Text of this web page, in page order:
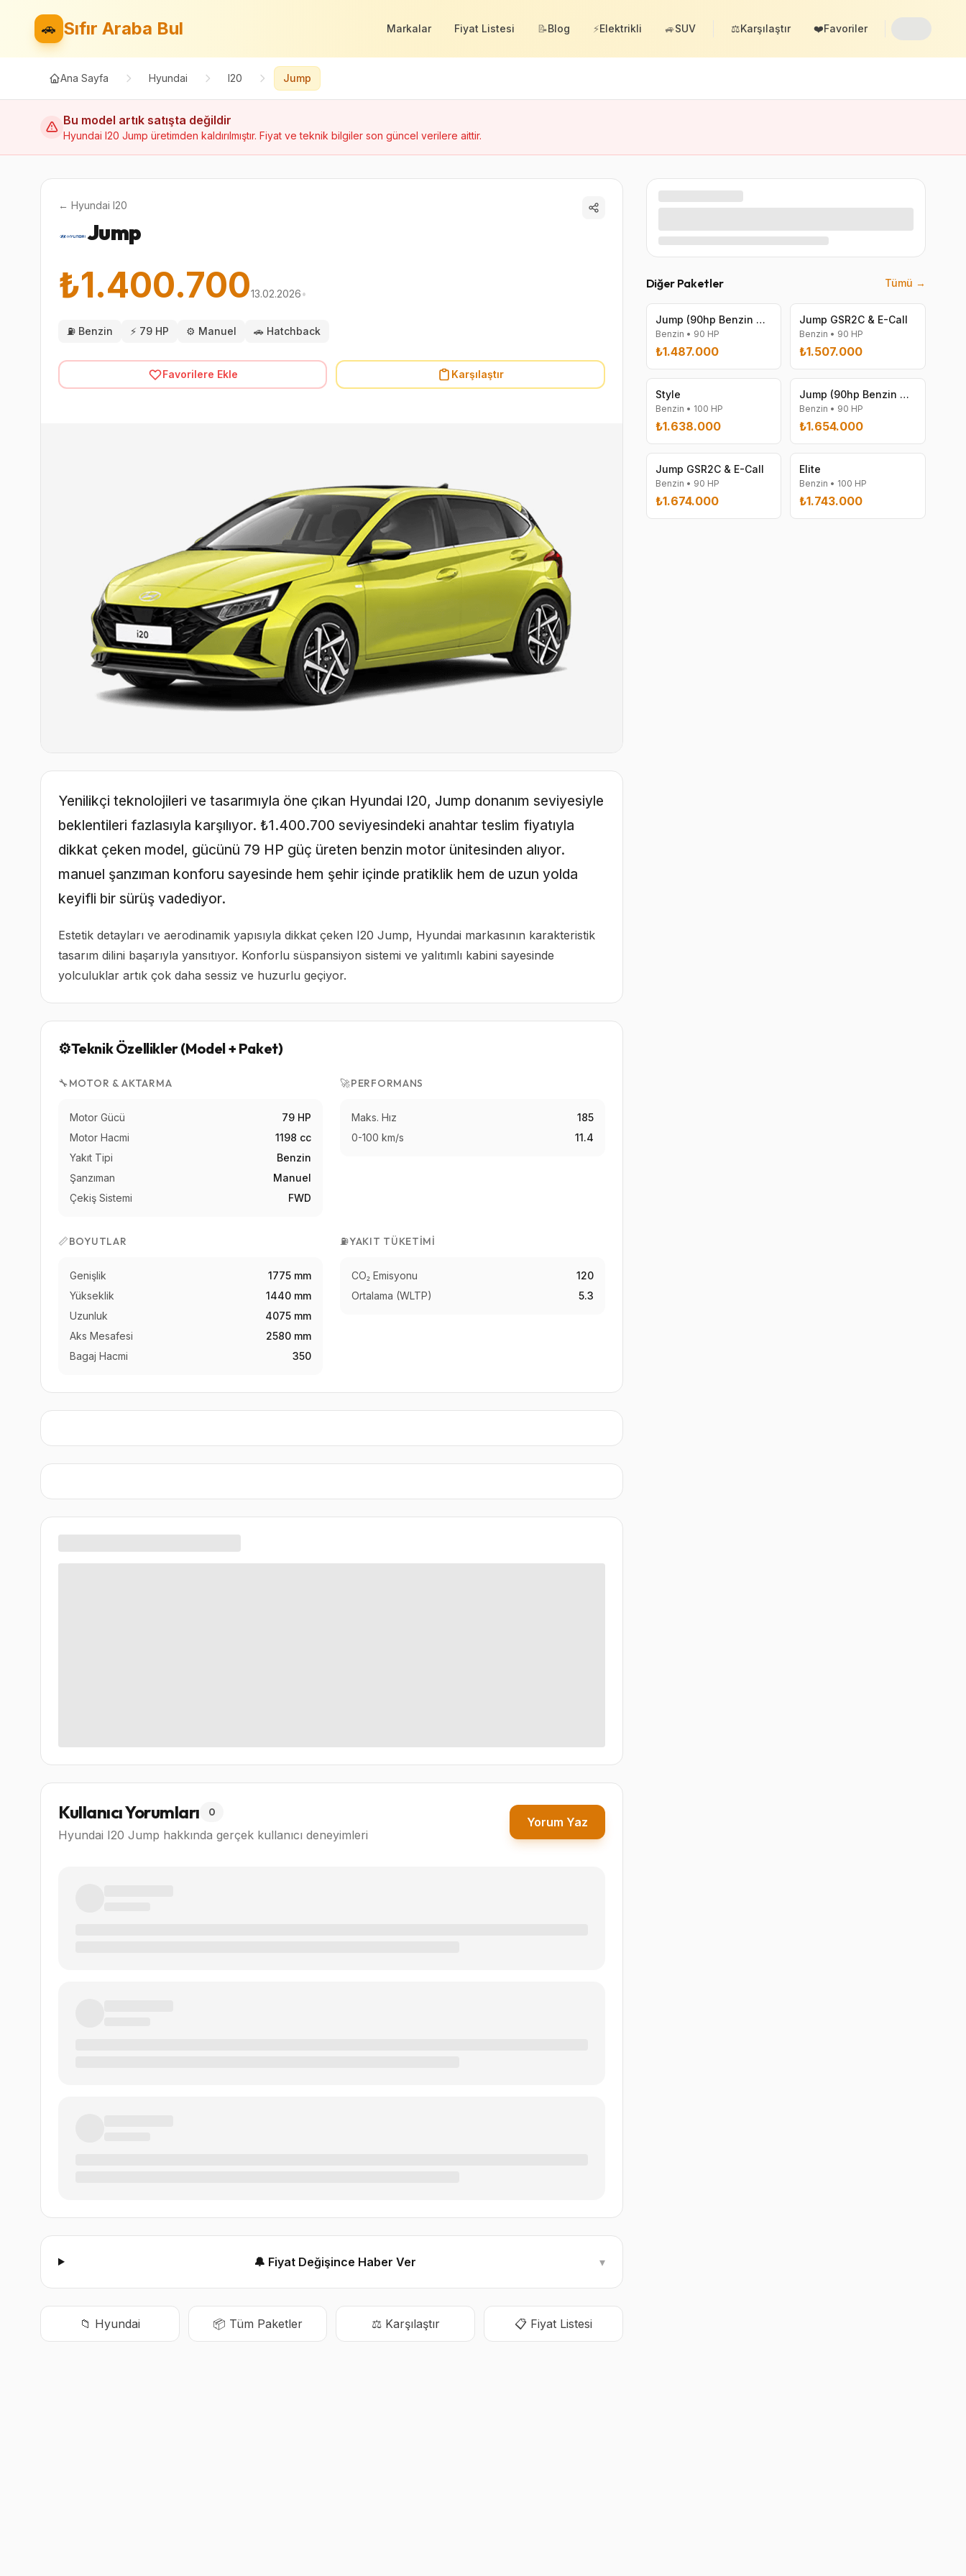
🚗 Sıfır Araba Bul Markalar Fiyat Listesi 📝Blog ⚡Elektrikli 🚙SUV ⚖️Karşılaştır ❤️Favoriler
Ana Sayfa Hyundai I20 Jump
Bu model artık satışta değildir
Hyundai I20 Jump üretimden kaldırılmıştır. Fiyat ve teknik bilgiler son güncel verilere aittir.
← Hyundai I20
Jump
₺1.400.70013.02.2026•
⛽ Benzin ⚡ 79 HP ⚙️ Manuel 🚗 Hatchback
Favorilere Ekle Karşılaştır
Yenilikçi teknolojileri ve tasarımıyla öne çıkan Hyundai I20, Jump donanım seviyesiyle
beklentileri fazlasıyla karşılıyor. ₺1.400.700 seviyesindeki anahtar teslim fiyatıyla
dikkat çeken model, gücünü 79 HP güç üreten benzin motor ünitesinden alıyor.
manuel şanzıman konforu sayesinde hem şehir içinde pratiklik hem de uzun yolda
keyifli bir sürüş vadediyor.
Estetik detayları ve aerodinamik yapısıyla dikkat çeken I20 Jump, Hyundai markasının karakteristik
tasarım dilini başarıyla yansıtıyor. Konforlu süspansiyon sistemi ve yalıtımlı kabini sayesinde
yolculuklar artık çok daha sessiz ve huzurlu geçiyor.
⚙️Teknik Özellikler (Model + Paket)
🔧MOTOR & AKTARMA
Motor Gücü
79 HP
Motor Hacmi
1198 cc
Yakıt Tipi
Benzin
Şanzıman
Manuel
Çekiş Sistemi
FWD
🚀PERFORMANS
Maks. Hız
185
0-100 km/s
11.4
📏BOYUTLAR
Genişlik
1775 mm
Yükseklik
1440 mm
Uzunluk
4075 mm
Aks Mesafesi
2580 mm
Bagaj Hacmi
350
⛽YAKIT TÜKETIMI
CO₂ Emisyonu
120
Ortalama (WLTP)
5.3
Kullanıcı Yorumları 0
Hyundai I20 Jump hakkında gerçek kullanıcı deneyimleri
Yorum Yaz
🔔 Fiyat Değişince Haber Ver ▾
📁 Hyundai 📦 Tüm Paketler ⚖️ Karşılaştır 📋 Fiyat Listesi
Diğer Paketler Tümü →
Jump (90hp Benzin Manuel 1000)
Benzin • 90 HP
₺1.487.000
Jump GSR2C & E-Call
Benzin • 90 HP
₺1.507.000
Style
Benzin • 100 HP
₺1.638.000
Jump (90hp Benzin DCT 1000)
Benzin • 90 HP
₺1.654.000
Jump GSR2C & E-Call
Benzin • 90 HP
₺1.674.000
Elite
Benzin • 100 HP
₺1.743.000